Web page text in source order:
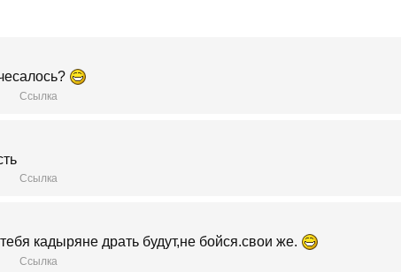
Ссылка
Ссылка
кадыряне драть будут,не бойся.свои же.
Ссылка